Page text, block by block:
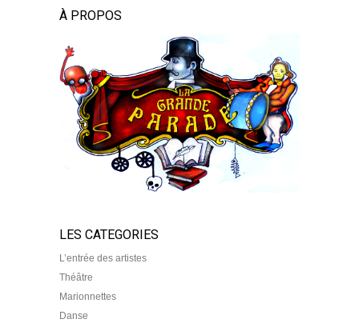
À PROPOS
LES CATEGORIES
L’entrée des artistes
Théâtre
Marionnettes
Danse